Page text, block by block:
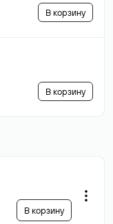
В корзину
В корзину
В корзину